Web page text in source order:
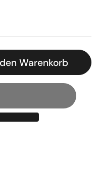
Warenkorb